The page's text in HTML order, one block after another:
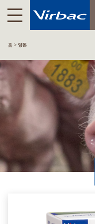
홈 양돈